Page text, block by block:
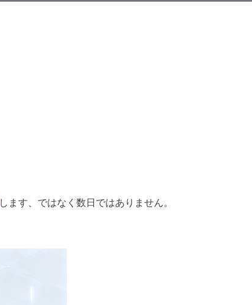
します、ではなく数日ではありません。